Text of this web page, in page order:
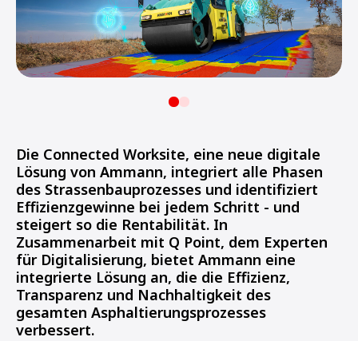
Die Connected Worksite, eine neue digitale
Lösung von Ammann, integriert alle Phasen
des Strassenbauprozesses und identifiziert
Effizienzgewinne bei jedem Schritt - und
steigert so die Rentabilität. In
Zusammenarbeit mit Q Point, dem Experten
für Digitalisierung, bietet Ammann eine
integrierte Lösung an, die die Effizienz,
Transparenz und Nachhaltigkeit des
gesamten Asphaltierungsprozesses
verbessert.